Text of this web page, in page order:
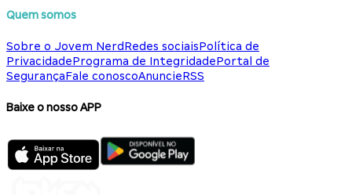
Quem somos
Sobre o Jovem NerdRedes sociaisPolítica de
PrivacidadePrograma de IntegridadePortal de
SegurançaFale conoscoAnuncieRSS
Baixe o nosso APP